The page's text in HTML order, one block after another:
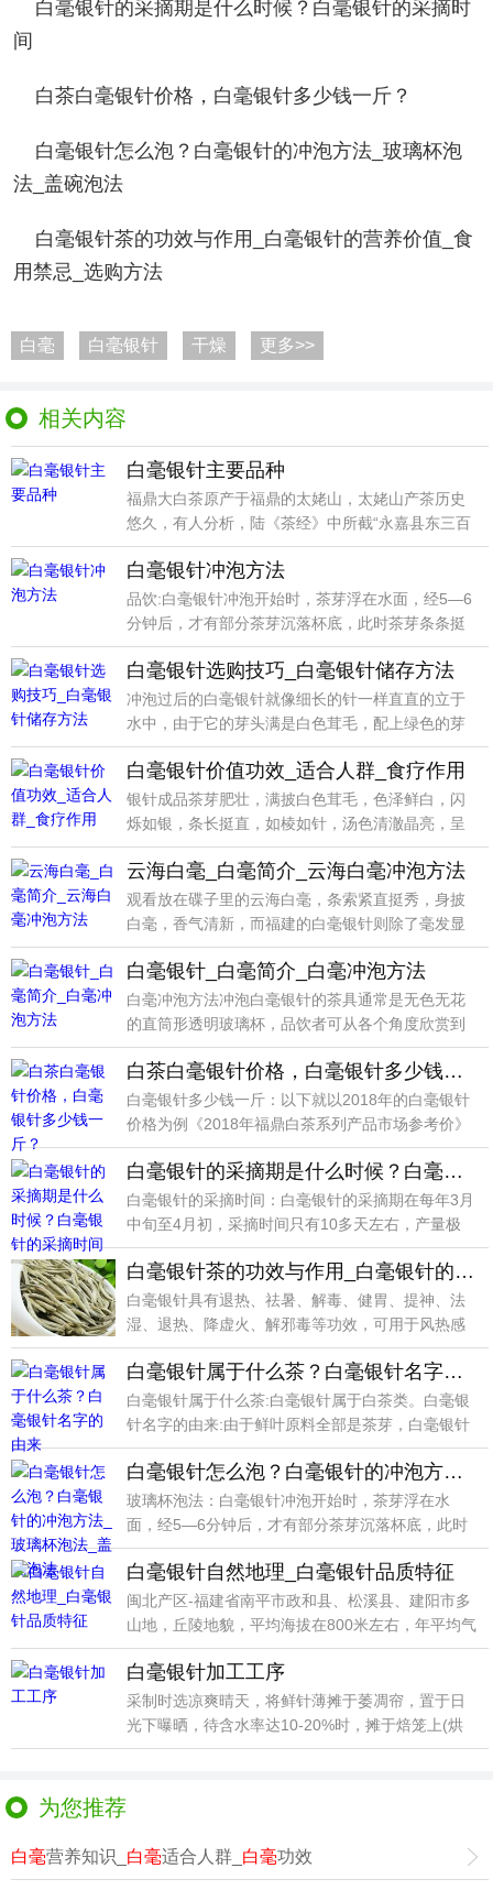
白毫银针的采摘期是什么时候？白毫银针的采摘时
间
白茶白毫银针价格，白毫银针多少钱一斤？
白毫银针怎么泡？白毫银针的冲泡方法_玻璃杯泡
法_盖碗泡法
白毫银针茶的功效与作用_白毫银针的营养价值_食
用禁忌_选购方法
白毫 白毫银针 干燥 更多>>
相关内容
白毫银针主要品种
福鼎大白茶原产于福鼎的太姥山，太姥山产茶历史
悠久，有人分析，陆《茶经》中所截“永嘉县东三百
里有白茶山
白毫银针冲泡方法
品饮:白毫银针冲泡开始时，茶芽浮在水面，经5—6
分钟后，才有部分茶芽沉落杯底，此时茶芽条条挺
立，上下
白毫银针选购技巧_白毫银针储存方法
冲泡过后的白毫银针就像细长的针一样直直的立于
水中，由于它的芽头满是白色茸毛，配上绿色的芽
叶确实让人赏
白毫银针价值功效_适合人群_食疗作用
银针成品茶芽肥壮，满披白色茸毛，色泽鲜白，闪
烁如银，条长挺直，如棱如针，汤色清澈晶亮，呈
浅杏黄色，入
云海白毫_白毫简介_云海白毫冲泡方法
观看放在碟子里的云海白毫，条索紧直挺秀，身披
白毫，香气清新，而福建的白毫银针则除了毫发显
露外，还略带
白毫银针_白毫简介_白毫冲泡方法
白毫冲泡方法冲泡白毫银针的茶具通常是无色无花
的直筒形透明玻璃杯，品饮者可从各个角度欣赏到
坏中茶的形色
白茶白毫银针价格，白毫银针多少钱一斤？
白毫银针多少钱一斤：以下就以2018年的白毫银针
价格为例《2018年福鼎白茶系列产品市场参考价》
1年
白毫银针的采摘期是什么时候？白毫银针的采摘时间
白毫银针的采摘时间：白毫银针的采摘期在每年3月
中旬至4月初，采摘时间只有10多天左右，产量极
少，1亩
白毫银针茶的功效与作用_白毫银针的营养价值_食用禁忌_选购方法
白毫银针具有退热、祛暑、解毒、健胃、提神、法
湿、退热、降虚火、解邪毒等功效，可用于风热感
冒、麻疹患者
白毫银针属于什么茶？白毫银针名字的由来
白毫银针属于什么茶:白毫银针属于白茶类。白毫银
针名字的由来:由于鲜叶原料全部是茶芽，白毫银针
制成成品
白毫银针怎么泡？白毫银针的冲泡方法_玻璃杯泡法_盖碗泡法
玻璃杯泡法：白毫银针冲泡开始时，茶芽浮在水
面，经5—6分钟后，才有部分茶芽沉落杯底，此时
茶芽条条挺立
白毫银针自然地理_白毫银针品质特征
闽北产区-福建省南平市政和县、松溪县、建阳市多
山地，丘陵地貌，平均海拔在800米左右，年平均气
温16
白毫银针加工工序
采制时选凉爽晴天，将鲜针薄摊于萎凋帘，置于日
光下曝晒，待含水率达10-20%时，摊于焙笼上(烘
心盘用
为您推荐
白毫营养知识_ 白毫适合人群_ 白毫功效